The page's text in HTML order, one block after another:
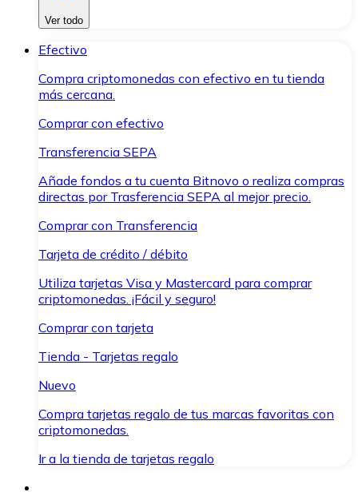
Ver todo
Efectivo
Compra criptomonedas con efectivo en tu tienda
más cercana.
Comprar con efectivo
Transferencia SEPA
Añade fondos a tu cuenta Bitnovo o realiza compras
directas por Trasferencia SEPA al mejor precio.
Comprar con Transferencia
Tarjeta de crédito / débito
Utiliza tarjetas Visa y Mastercard para comprar
criptomonedas. ¡Fácil y seguro!
Comprar con tarjeta
Tienda - Tarjetas regalo
Nuevo
Compra tarjetas regalo de tus marcas favoritas con
criptomonedas.
Ir a la tienda de tarjetas regalo